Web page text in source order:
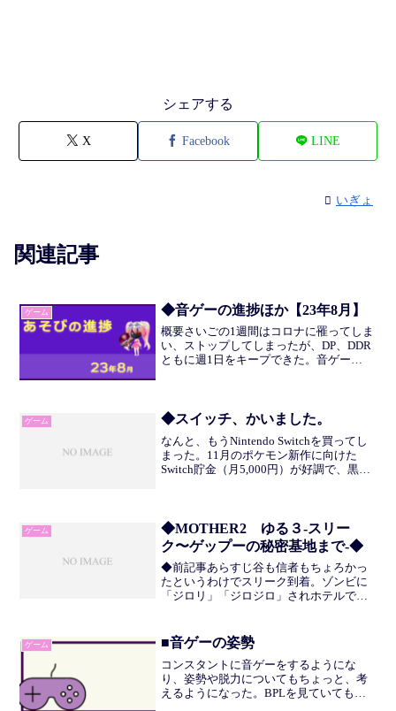
シェアする
X Facebook LINE
いぎょ
関連記事
ゲーム ◆音ゲーの進捗ほか【23年8月】
概要さいごの1週間はコロナに罹ってしま
い、ストップしてしまったが、DP、DDR
ともに週1日をキープできた。音ゲー
と思った1ヶ月...
ゲーム ◆スイッチ、かいました。
なんと、もうNintendo Switchを買ってし
まった。11月のポケモン新作に向けた
Switch貯金（月5,000円）が好調で、黒字
ゲーム
◆MOTHER2 ゆる３-スリー
ク〜ゲップーの秘密基地まで-◆
◆前記事あらすじ谷も信者もちょろかっ
たというわけでスリーク到着。ゾンビに
「ジロリ」「ジロジロ」されホテルでハ
フパートへ。親友（意味深）のトニーと
ともにロッカーを漁り...
ゲーム ■音ゲーの姿勢
コンスタントに音ゲーをするようにな
り、姿勢や脱力についてもちょっと、考
えるようになった。BPLを見ていてもい